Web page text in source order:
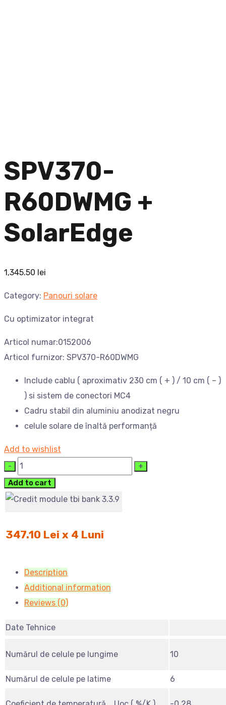
SPV370-
R60DWMG +
SolarEdge
1,345.50 lei
Category: Panouri solare
Cu optimizator integrat
Articol numar:0152006
Articol furnizor: SPV370-R60DWMG
Include cablu ( aproximativ 230 cm ( + ) / 10 cm ( – )
) si sistem de conectori MC4
Cadru stabil din aluminiu anodizat negru
celule solare de înaltă performanță
Add to wishlist
Cantitate
Add to cart
347.10 Lei x 4 Luni
Description
Additional information
Reviews (0)
Date Tehnice
Numărul de celule pe lungime 10
Numărul de celule pe latime 6